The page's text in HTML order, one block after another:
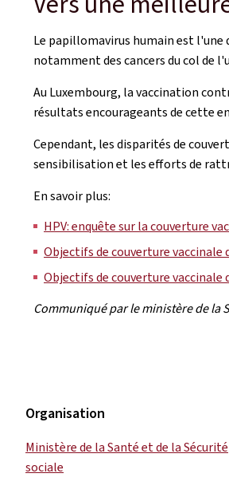
Le papillomavirus humain est l'une
notamment des cancers du col de
Au Luxembourg, la vaccination
résultats encourageants de cette
Cependant, les disparités de
sensibilisation et les efforts de
En savoir plus:
HPV: enquête sur la couverture
Objectifs de couverture vaccinale
Objectifs de couverture vaccinale
Communiqué par le ministère de la
Organisation
Ministère de la Santé et de la Sécurité
sociale